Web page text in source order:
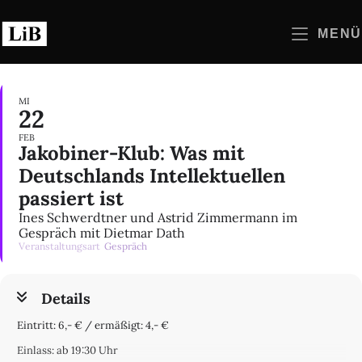
Inhalt
springen
MENÜ
MI
22
FEB
Jakobiner-Klub: Was mit
Deutschlands Intellektuellen
passiert ist
Ines Schwerdtner und Astrid Zimmermann im
Gespräch mit Dietmar Dath
Veranstaltungsart Gespräch
Details
Eintritt: 6,- € / ermäßigt: 4,- €
Einlass: ab 19:30 Uhr